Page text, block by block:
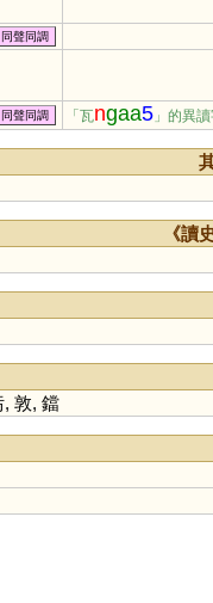
同聲同調
同聲同調 「瓦ngaa5 」的異
《讀
, 敦, 鐺